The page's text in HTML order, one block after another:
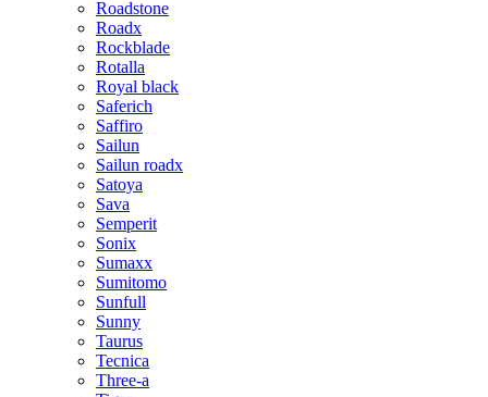
Roadstone
Roadx
Rockblade
Rotalla
Royal black
Saferich
Saffiro
Sailun
Sailun roadx
Satoya
Sava
Semperit
Sonix
Sumaxx
Sumitomo
Sunfull
Sunny
Taurus
Tecnica
Three-a